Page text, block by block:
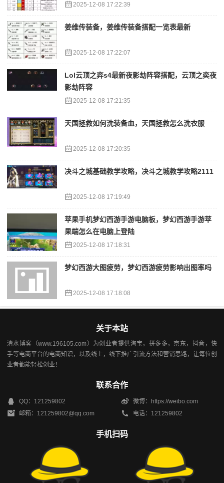
2025-12-08 17:22:39
姜维传装备，姜维传装备搭配一览表最新
2025-12-08 17:22:07
Lol云顶之弈s4最新夜影劫阵容搭配，云顶之奕夜
影劫阵容
2025-12-08 17:21:35
天国拯救如何洗装备血，天国拯救怎么洗衣服
2025-12-08 17:20:35
决斗之城基础教学攻略，决斗之城教学攻略2111
2025-12-08 17:19:49
苹果手机梦幻西游手游电脑板，梦幻西游手游苹
果端怎么在电脑上登陆
2025-12-08 17:18:31
梦幻西游大图疲劳，梦幻西游疲劳影响出图率吗
2025-12-08 17:18:08
关于本站
清水博客（www.196105.com）为创业者提供淘宝，拼多多，京东，抖音，快
手等电商平台的电商知识，以及线上，线下推广引流方法和营销思路，让每位创
业者都能轻松创业！
联系合作
QQ：121259802
微博：https://weibo.com
邮箱：121259802@qq.com
电话：121259802
手机扫码